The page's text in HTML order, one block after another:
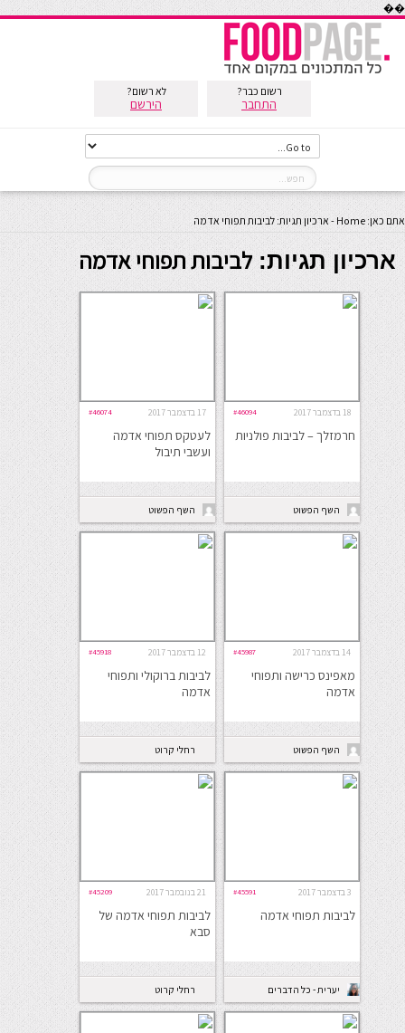
��
רשום כבר?
התחבר
לא רשום?
הירשם
אתם כאן: Home
- ארכיון תגיות: לביבות תפוחי אדמה
ארכיון תגיות: לביבות תפוחי אדמה
18 בדצמבר 2017 #46094
חרמזלך – לביבות פולניות
השף הפשוט
17 בדצמבר 2017 #46074
לעטקס תפוחי אדמה
ועשבי תיבול
השף הפשוט
14 בדצמבר 2017 #45987
מאפינס כרישה ותפוחי
אדמה
השף הפשוט
12 בדצמבר 2017 #45918
לביבות ברוקולי ותפוחי
אדמה
רחלי קרוט
3 בדצמבר 2017 #45591
לביבות תפוחי אדמה
יערית - כל הדברים
הטובים
21 בנובמבר 2017 #45209
לביבות תפוחי אדמה של
סבא
רחלי קרוט